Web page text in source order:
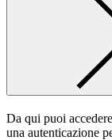
Da qui puoi
una autenticazione